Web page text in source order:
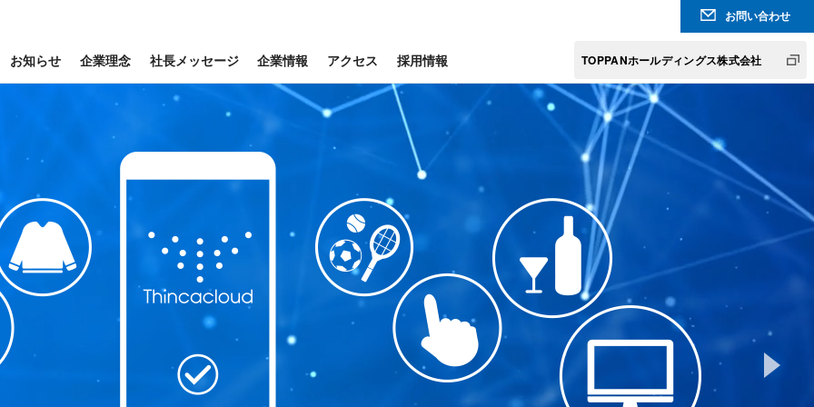
お知らせ 企業理念 社長メッセージ 企業情報 アクセス 採用情報
お問い合わせ
TOPPANホールディングス株式会社